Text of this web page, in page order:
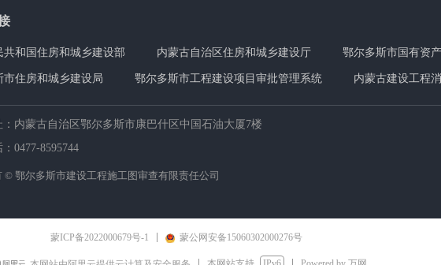
共和国住房和城乡建设部 内蒙古自治区住房和城乡建设厅 鄂尔多斯市国有资
市住房和城乡建设局 鄂尔多斯市工程建设项目审批管理系统 内蒙古建设工程
内蒙古自治区鄂尔多斯市康巴什区中国石油大厦7楼
0477-8595744
© 鄂尔多斯市建设工程施工图审查有限责任公司
蒙ICP备2022000679号-1 蒙公网安备15060302000276号